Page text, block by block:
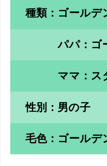
種類：ゴールデ
パパ：ゴ
ママ：
性別：男の子
毛色：ゴールデ